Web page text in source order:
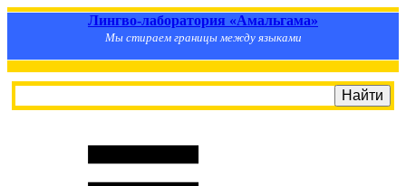
Лингво-лаборатория «Амальгама»
Мы стираем границы между языками